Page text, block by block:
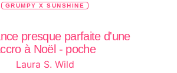
GRUMPY X SUNSHINE
presque parfaite d'une
à Noël - poche
Laura S. Wild